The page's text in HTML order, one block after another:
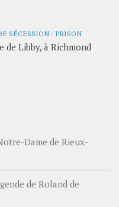
SÉCESSION/ PRISON
de Libby, à Richmond
Dame de Rieux-
de Roland de